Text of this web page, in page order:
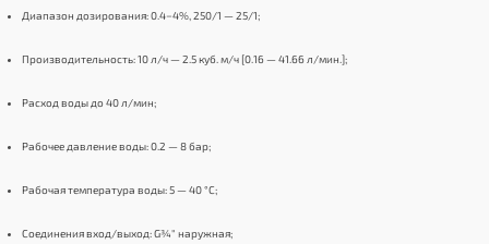
Диапазон дозирования: 0.4−4%, 250/1 — 25/1;
Производительность: 10 л/ч — 2.5 куб. м/ч [0.16 — 41.66 л/мин.];
Расход воды до 40 л/мин;
Рабочее давление воды: 0.2 — 8 бар;
Рабочая температура воды: 5 — 40 °C;
Соединения вход/выход: G¾″ наружная;